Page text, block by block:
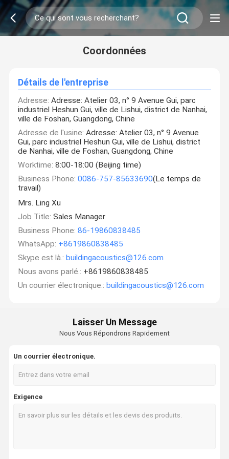
Coordonnées
Détails de l'entreprise
Adresse: Adresse: Atelier 03, n° 9 Avenue Gui, parc
industriel Heshun Gui, ville de Lishui, district de Nanhai,
ville de Foshan, Guangdong, Chine
Adresse de l'usine: Adresse: Atelier 03, n° 9 Avenue
Gui, parc industriel Heshun Gui, ville de Lishui, district
de Nanhai, ville de Foshan, Guangdong, Chine
Worktime: 8:00-18:00 (Beijing time)
Business Phone: 0086-757-85633690(Le temps de
travail)
Mrs. Ling Xu
Job Title: Sales Manager
Business Phone: 86-19860838485
WhatsApp: +8619860838485
Skype est là.: buildingacoustics@126.com
Nous avons parlé.: +8619860838485
Un courrier électronique.: buildingacoustics@126.com
Laisser Un Message
Nous Vous Répondrons Rapidement
Un courrier électronique.
Exigence